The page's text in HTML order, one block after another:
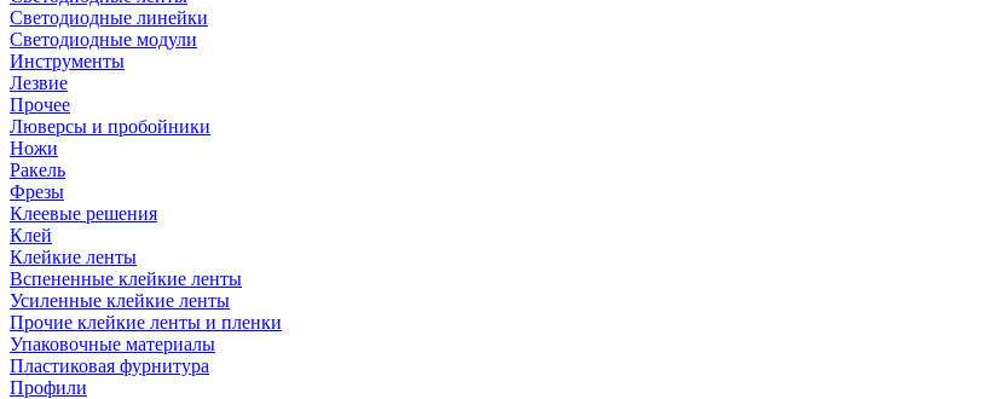
Светодиодные линейки
Светодиодные модули
Инструменты
Лезвие
Прочее
Люверсы и пробойники
Ножи
Ракель
Фрезы
Клеевые решения
Клей
Клейкие ленты
Вспененные клейкие ленты
Усиленные клейкие ленты
Прочие клейкие ленты и пленки
Упаковочные материалы
Пластиковая фурнитура
Профили